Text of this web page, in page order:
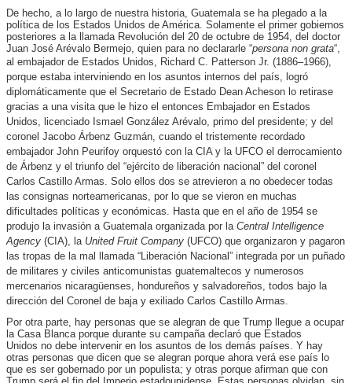
De hecho, a lo largo de nuestra historia, Guatemala se ha plegado a la
política de los Estados Unidos de América. Solamente el primer gobiernos
posteriores a la llamada Revolución del 20 de octubre de 1954, del doctor
Juan José Arévalo Bermejo, quien para no declararle “persona non grata“,
al embajador de Estados Unidos, Richard C. Patterson Jr. (1886–1966),
porque estaba interviniendo en los asuntos internos del país, logró
diplomáticamente que el Secretario de Estado Dean Acheson lo retirase
gracias a una visita que le hizo el entonces Embajador en Estados
Unidos, licenciado Ismael González Arévalo, primo del presidente; y del
coronel Jacobo Árbenz Guzmán, cuando el tristemente recordado
embajador John Peurifoy orquestó con la CIA y la UFCO el derrocamiento
de Árbenz y el triunfo del “ejército de liberación nacional” del coronel
Carlos Castillo Armas. Solo ellos dos se atrevieron a no obedecer todas
las consignas norteamericanas, por lo que se vieron en muchas
dificultades políticas y económicas. Hasta que en el año de 1954 se
produjo la invasión a Guatemala organizada por la Central Intelligence
Agency (CIA), la United Fruit Company (UFCO) que organizaron y pagaron
las tropas de la mal llamada “Liberación Nacional” integrada por un puñado
de militares y civiles anticomunistas guatemaltecos y numerosos
mercenarios nicaragüenses, hondureños y salvadoreños, todos bajo la
dirección del Coronel de baja y exiliado Carlos Castillo Armas.
Por otra parte, hay personas que se alegran de que Trump llegue a ocupar
la Casa Blanca porque durante su campaña declaró que Estados
Unidos no debe intervenir en los asuntos de los demás países. Y hay
otras personas que dicen que se alegran porque ahora verá ese país lo
que es ser gobernado por un populista; y otras porque afirman que con